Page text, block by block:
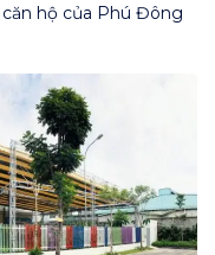
hộ của Phú Đông